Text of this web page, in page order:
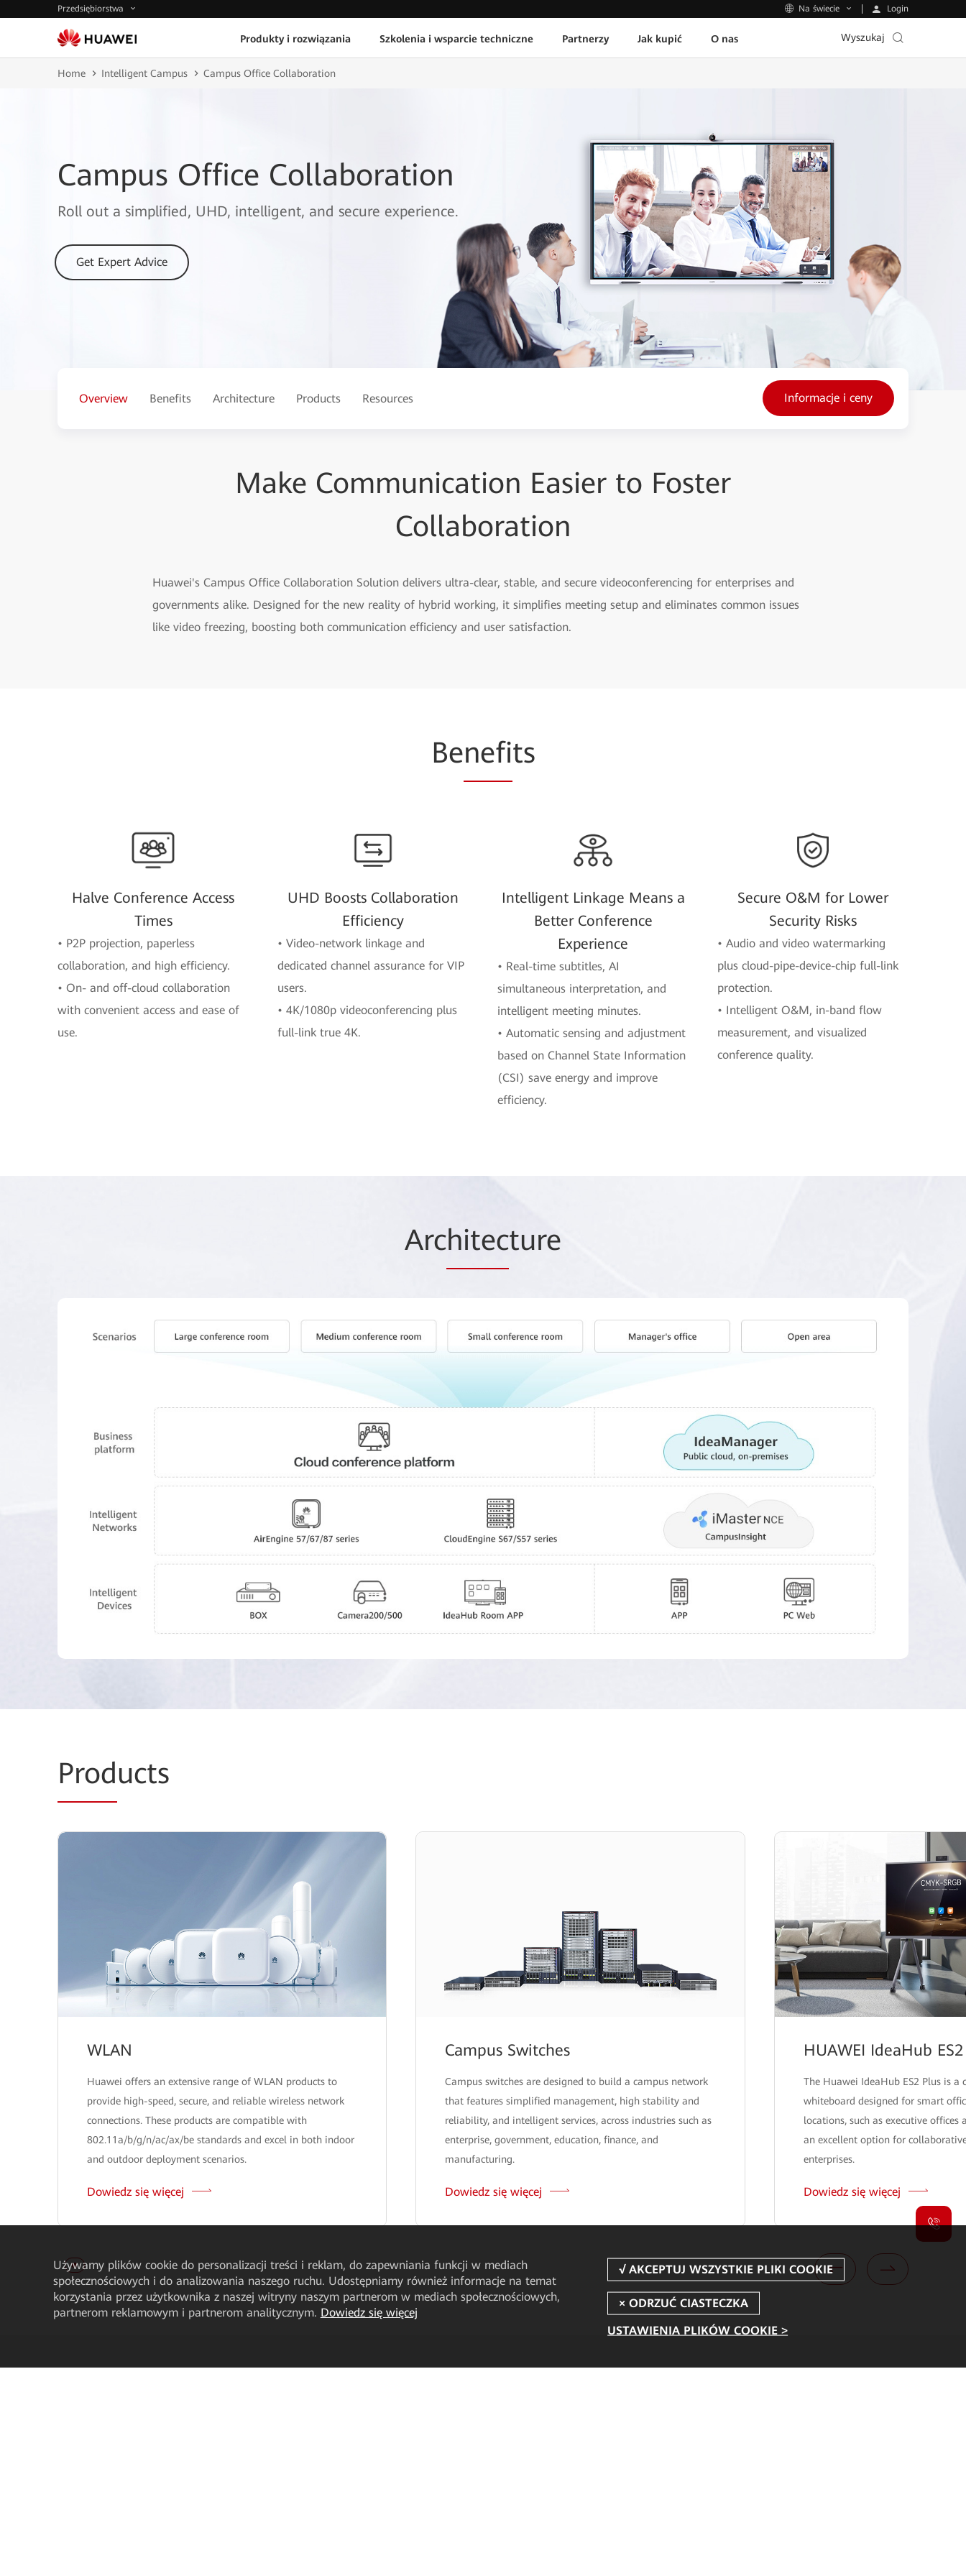
Przedsiębiorstwa Na świecie Login
Produkty i rozwiązania Szkolenia i wsparcie techniczne Partnerzy Jak kupić O nas Wyszukaj
Home Intelligent Campus Campus Office Collaboration
Campus Office Collaboration
Roll out a simplified, UHD, intelligent, and secure experience.
Get Expert Advice
Overview Benefits Architecture Products Resources Informacje i ceny
Make Communication Easier to Foster
Collaboration
Huawei's Campus Office Collaboration Solution delivers ultra-clear, stable, and secure videoconferencing for enterprises and
governments alike. Designed for the new reality of hybrid working, it simplifies meeting setup and eliminates common issues
like video freezing, boosting both communication efficiency and user satisfaction.
Benefits
Halve Conference Access
Times
• P2P projection, paperless
collaboration, and high efficiency.
• On- and off-cloud collaboration
with convenient access and ease of
use.
UHD Boosts Collaboration
Efficiency
• Video-network linkage and
dedicated channel assurance for VIP
users.
• 4K/1080p videoconferencing plus
full-link true 4K.
Intelligent Linkage Means a
Better Conference
Experience
• Real-time subtitles, AI
simultaneous interpretation, and
intelligent meeting minutes.
• Automatic sensing and adjustment
based on Channel State Information
(CSI) save energy and improve
efficiency.
Secure O&M for Lower
Security Risks
• Audio and video watermarking
plus cloud-pipe-device-chip full-link
protection.
• Intelligent O&M, in-band flow
measurement, and visualized
conference quality.
Architecture
Products
WLAN
Huawei offers an extensive range of WLAN products to
provide high-speed, secure, and reliable wireless network
connections. These products are compatible with
802.11a/b/g/n/ac/ax/be standards and excel in both indoor
and outdoor deployment scenarios.
Dowiedz się więcej
Campus Switches
Campus switches are designed to build a campus network
that features simplified management, high stability and
reliability, and intelligent services, across industries such as
enterprise, government, education, finance, and
manufacturing.
Dowiedz się więcej
HUAWEI IdeaHub
The Huawei IdeaHub ES2 Plus is
whiteboard designed for smart
locations, such as executive offices
an excellent option for
enterprises.
Dowiedz się więcej
Używamy plików cookie do personalizacji treści i reklam, do zapewniania funkcji w mediach
społecznościowych i do analizowania naszego ruchu. Udostępniamy również informacje na temat
korzystania przez użytkownika z naszej witryny naszym partnerom w mediach społecznościowych,
partnerom reklamowym i partnerom analitycznym. Dowiedz się więcej
USTAWIENIA PLIKÓW COOKIE >